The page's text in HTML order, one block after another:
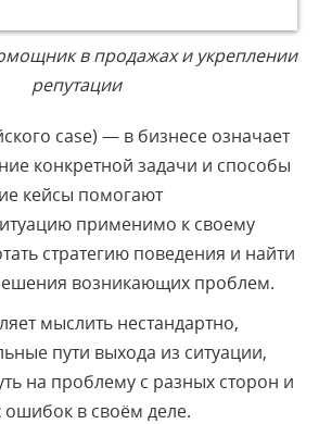
в продажах и укреплении
репутации
case) — в бизнесе означает
конкретной задачи и способы
кейсы помогают
применимо к своему
стратегию поведения и найти
возникающих проблем.
мыслить нестандартно,
пути выхода из ситуации,
на проблему с разных сторон и
ошибок в своём деле.